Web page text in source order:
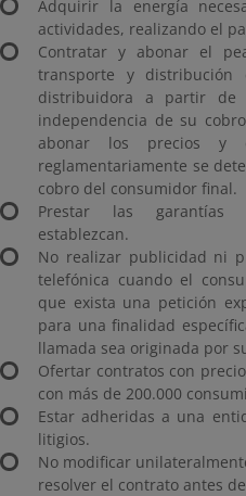
Adquirir la energía
actividades, realizando el
Contratar y abonar el
transporte y distribución
distribuidora a partir de
independencia de su
abonar los precios y
reglamentariamente se
cobro del consumidor final.
Prestar las garantías
establezcan.
No realizar publicidad ni
telefónica cuando el
que exista una petición
para una finalidad
llamada sea originada por
Ofertar contratos con
con más de 200.000
Estar adheridas a una
litigios.
No modificar
resolver el contrato antes